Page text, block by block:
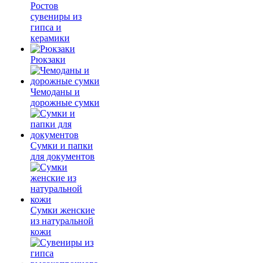
Ростов
сувениры из
гипса и
керамики
Рюкзаки
Чемоданы и
дорожные сумки
Сумки и папки
для документов
Сумки женские
из натуральной
кожи